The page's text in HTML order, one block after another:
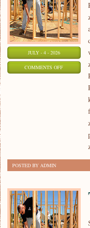
JULY - 4 - 2026
COMMENTS OFFON
TAJEMNICE
POSTED BY ADMIN